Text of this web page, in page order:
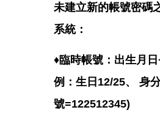
未建立新的帳號密碼
系統：
♦臨時帳號：出生月
例：生日12/25、 身
號=122512345)